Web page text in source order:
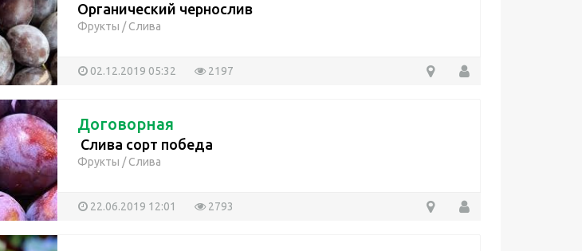
Органический чернослив
Фрукты /Слива
02.12.2019 05:32 2197
Договорная
Слива сорт победа
Фрукты /Слива
22.06.2019 12:01 2793